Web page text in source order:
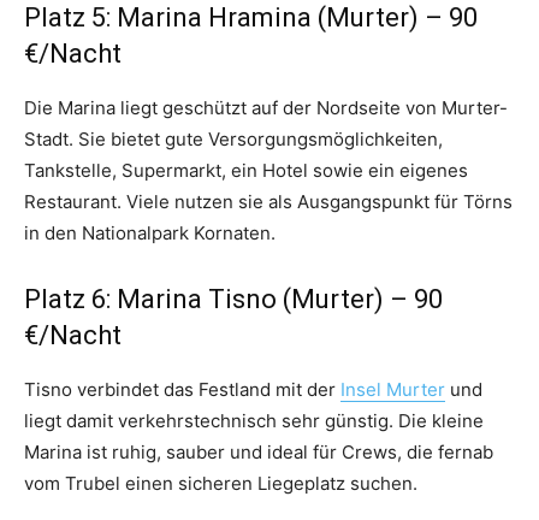
Platz 5: Marina Hramina (Murter) – 90
€/Nacht
Die Marina liegt geschützt auf der Nordseite von Murter-
Stadt. Sie bietet gute Versorgungsmöglichkeiten,
Tankstelle, Supermarkt, ein Hotel sowie ein eigenes
Restaurant. Viele nutzen sie als Ausgangspunkt für Törns
in den Nationalpark Kornaten.
Platz 6: Marina Tisno (Murter) – 90
€/Nacht
Tisno verbindet das Festland mit der Insel Murter und
liegt damit verkehrstechnisch sehr günstig. Die kleine
Marina ist ruhig, sauber und ideal für Crews, die fernab
vom Trubel einen sicheren Liegeplatz suchen.